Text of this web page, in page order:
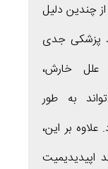
چندین دلیل
پزشکی جدی
علل خارش،
به طور
بر این،
اپیدیدیمیت